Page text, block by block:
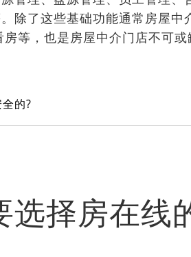
除了这些基础功能通常房屋
等，也是房屋中介门店不可或
的?
选择房在线